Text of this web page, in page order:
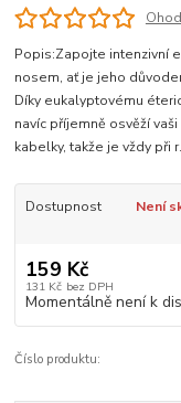
Popis:Zapojte intenzivní
nosem, ať je jeho
Díky eukalyptovému
navíc příjemně osvěží
kabelky, takže je vždy při
Dostupnost Není
159 Kč
131 Kč bez DPH
Momentálně není k
Číslo produktu: